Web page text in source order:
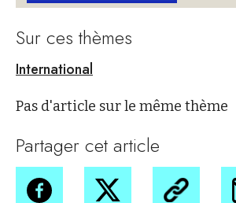
Sur ces thèmes
International
Pas d'article sur le même thème
Partager cet article